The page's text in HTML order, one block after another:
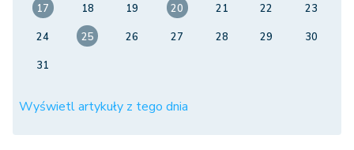
17
18 19 20 21 22
23
24
25 26 27 28 29
30
31
Wyświetl artykuły z tego dnia